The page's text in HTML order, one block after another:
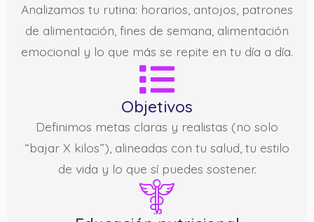
Analizamos tu rutina: horarios, antojos, patrones
de alimentación, fines de semana, alimentación
emocional y lo que más se repite en tu día a día.
Objetivos
Definimos metas claras y realistas (no solo
“bajar X kilos”), alineadas con tu salud, tu estilo
de vida y lo que sí puedes sostener.